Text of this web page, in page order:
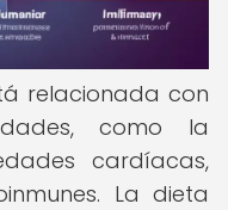
relacionada con
como la
cardíacas,
La dieta